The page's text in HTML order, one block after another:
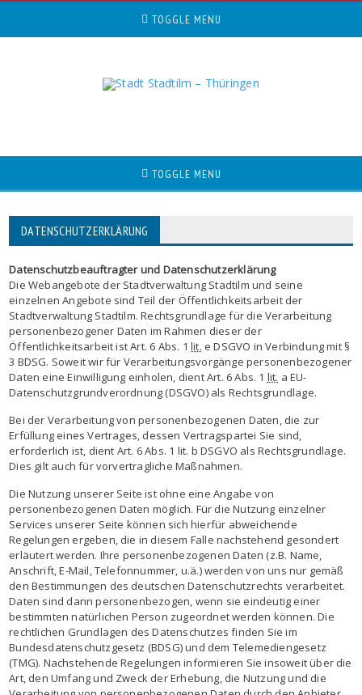
TOGGLE MENU
TOGGLE MENU
DATENSCHUTZERKLÄRUNG
Datenschutzbeauftragter und Datenschutzerklärung
Die Webangebote der Stadtverwaltung Stadtilm und seine
einzelnen Angebote sind Teil der Öffentlichkeitsarbeit der
Stadtverwaltung Stadtilm. Rechtsgrundlage für die Verarbeitung
personenbezogener Daten im Rahmen dieser der
Öffentlichkeitsarbeit ist Art. 6 Abs. 1lit. e DSGVO in Verbindung mit §
3 BDSG. Soweit wir für Verarbeitungsvorgänge personenbezogener
Daten eine Einwilligung einholen, dient Art. 6 Abs. 1 lit. a EU-
Datenschutzgrundverordnung (DSGVO) als Rechtsgrundlage.
Bei der Verarbeitung von personenbezogenen Daten, die zur
Erfüllung eines Vertrages, dessen Vertragspartei Sie sind,
erforderlich ist, dient Art. 6 Abs. 1 lit. b DSGVO als Rechtsgrundlage.
Dies gilt auch für vorvertragliche Maßnahmen.
Die Nutzung unserer Seite ist ohne eine Angabe von
personenbezogenen Daten möglich. Für die Nutzung einzelner
Services unserer Seite können sich hierfür abweichende
Regelungen ergeben, die in diesem Falle nachstehend gesondert
erläutert werden. Ihre personenbezogenen Daten (z.B. Name,
Anschrift, E-Mail, Telefonnummer, u.ä.) werden von uns nur gemäß
den Bestimmungen des deutschen Datenschutzrechts verarbeitet.
Daten sind dann personenbezogen, wenn sie eindeutig einer
bestimmten natürlichen Person zugeordnet werden können. Die
rechtlichen Grundlagen des Datenschutzes finden Sie im
Bundesdatenschutzgesetz (BDSG) und dem Telemediengesetz
(TMG). Nachstehende Regelungen informieren Sie insoweit über die
Art, den Umfang und Zweck der Erhebung, die Nutzung und die